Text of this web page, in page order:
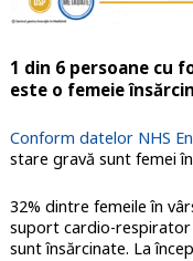
1 din 6 persoane cu
este o femeie
Conform datelor NHS
stare gravă sunt femei
32% dintre femeile în
suport cardio-respirator
sunt însărcinate. La